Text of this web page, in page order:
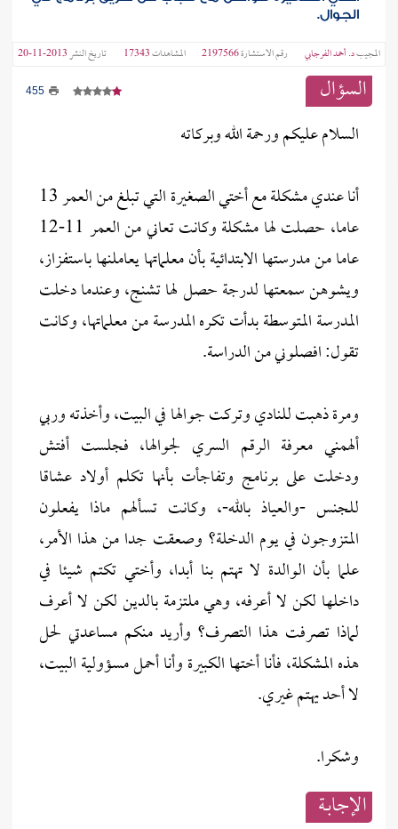
الجوال.
المجيبد. أحمد الفرجابي رقم الاستشارة2197566 المشاهدات17343 تاريخ النشر2013-11-20
السؤال 455
السلام عليكم ورحمة الله وبركاته
أنا عندي مشكلة مع أختي الصغيرة التي تبلغ من العمر 13
عاما، حصلت لها مشكلة وكانت تعاني من العمر 11-12
عاما من مدرستها الابتدائية بأن معلماتها يعاملنها باستفزاز،
ويشوهن سمعتها لدرجة حصل لها تشنج، وعندما دخلت
المدرسة المتوسطة بدأت تكره المدرسة من معلماتها، وكانت
تقول: افصلوني من الدراسة.
ومرة ذهبت للنادي وتركت جوالها في البيت، وأخذته وربي
ألهمني معرفة الرقم السري لجوالها، فجلست أفتش
ودخلت على برنامج وتفاجأت بأنها تكلم أولاد عشاقا
للجنس -والعياذ بالله-، وكانت تسألهم ماذا يفعلون
المتزوجون في يوم الدخلة؟ وصعقت جدا من هذا الأمر،
علما بأن الوالدة لا تهتم بنا أبدا، وأختي تكتم شيئا في
داخلها لكن لا أعرفه، وهي ملتزمة بالدين لكن لا أعرف
لماذا تصرفت هذا التصرف؟ وأريد منكم مساعدتي لحل
هذه المشكلة، فأنا أختها الكبيرة وأنا أحمل مسؤولية البيت،
لا أحد يهتم غيري.
وشكرا.
الإجابــة